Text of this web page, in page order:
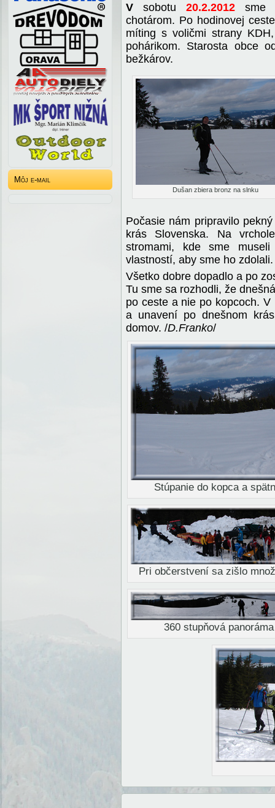
Môj e-mail
V sobotu 20.2.2012
sme
chotárom. Po hodinovej
míting s voličmi strany
pohárikom. Starosta obce
bežkárov.
Dušan zbiera bronz na slnku
Počasie nám pripravilo
krás Slovenska. Na
stromami, kde sme
vlastností, aby sme ho zdolali.
Všetko dobre dopadlo a po
Tu sme sa rozhodli, že
po ceste a nie po kopcoch.
a unavení po dnešnom
domov. /D.Franko/
Stúpanie do kopca a
Pri občerstvení sa zišlo
360 stupňová